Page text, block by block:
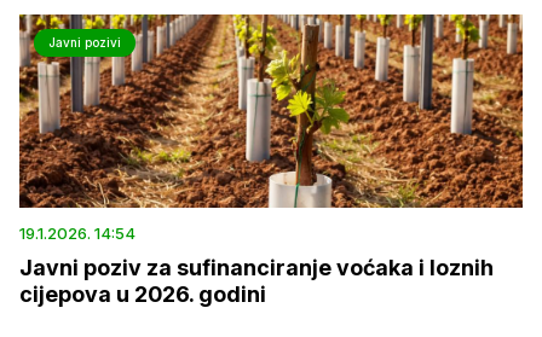
Javni pozivi
19.1.2026. 14:54
Javni poziv za sufinanciranje voćaka i loznih
cijepova u 2026. godini